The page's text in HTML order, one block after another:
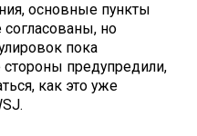
основные пункты
согласованы, но
пока
предупредили,
как это уже